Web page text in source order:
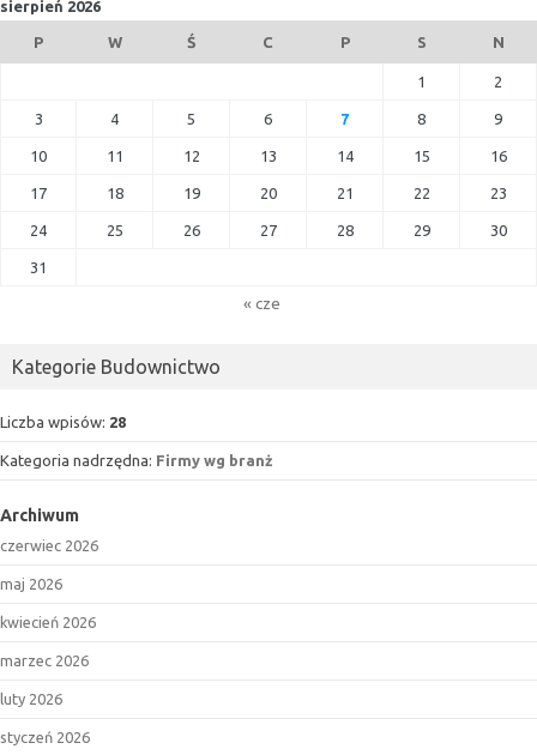
sierpień 2026
P W Ś C P S N
1 2
3 4 5 6 7 8 9
10 11 12 13 14 15 16
17 18 19 20 21 22 23
24 25 26 27 28 29 30
31
« cze
Kategorie Budownictwo
Liczba wpisów: 28
Kategoria nadrzędna: Firmy wg branż
Archiwum
czerwiec 2026
maj 2026
kwiecień 2026
marzec 2026
luty 2026
styczeń 2026